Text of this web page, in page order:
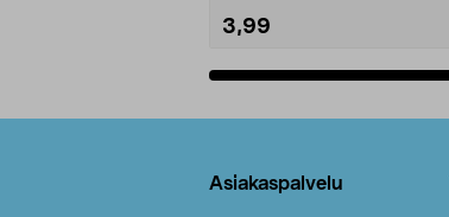
3,99
Asiakaspalvelu